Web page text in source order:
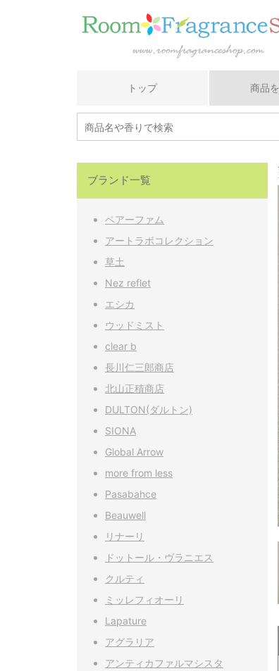
トップ 商品
ブランド一覧
ペアーファム
アートラボコレクション
草土
Nez reflet
エシカ
ウッドミスト
clear b
長川仁三郎商店
北山正積商店
DULTON(ダルトン)
SIONA
Global Arrow
more from less
Pasabahce
Beauwell
リナーリ
ドットール・ヴラニエス
クルティ
ミッレフィオーリ
Lapature
アグラリア
アンティカファルマシスタ